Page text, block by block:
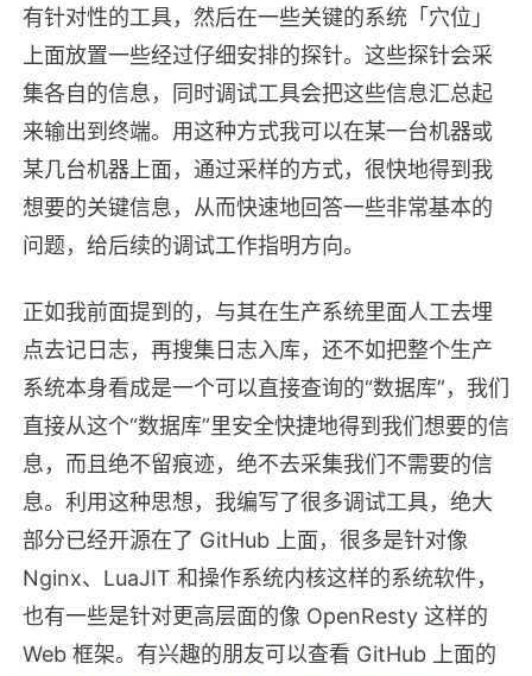
有针对性的工具，然后在一些关键的系统「穴位」
上面放置一些经过仔细安排的探针。这些探针会采
集各自的信息，同时调试工具会把这些信息汇总起
来输出到终端。用这种方式我可以在某一台机器或
某几台机器上面，通过采样的方式，很快地得到我
想要的关键信息，从而快速地回答一些非常基本的
问题，给后续的调试工作指明方向。
正如我前面提到的，与其在生产系统里面人工去埋
点去记日志，再搜集日志入库，还不如把整个生产
系统本身看成是一个可以直接查询的“数据库”，我们
直接从这个“数据库”里安全快捷地得到我们想要的信
息，而且绝不留痕迹，绝不去采集我们不需要的信
息。利用这种思想，我编写了很多调试工具，绝大
部分已经开源在了 GitHub 上面，很多是针对像
Nginx、LuaJIT 和操作系统内核这样的系统软件，
也有一些是针对更高层面的像 OpenResty 这样的
Web 框架。有兴趣的朋友可以查看 GitHub 上面的